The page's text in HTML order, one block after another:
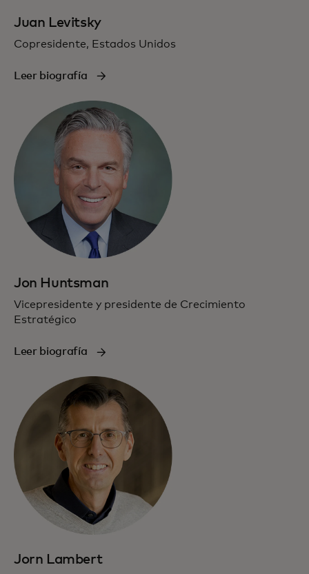
Juan Levitsky
Copresidente, Estados Unidos
Leer biografía
Jon Huntsman
Vicepresidente y presidente de Crecimiento
Estratégico
Leer biografía
Jorn Lambert